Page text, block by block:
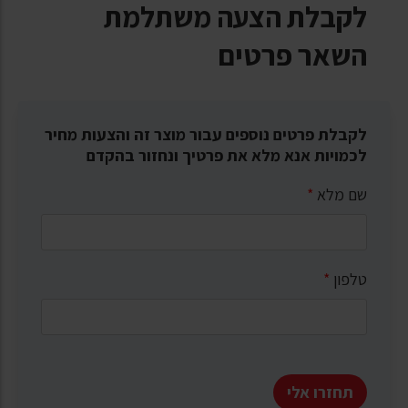
לקבלת הצעה משתלמת
השאר פרטים
לקבלת פרטים נוספים עבור מוצר זה והצעות מחיר
לכמויות אנא מלא את פרטיך ונחזור בהקדם
שם מלא *
טלפון *
תחזרו אלי